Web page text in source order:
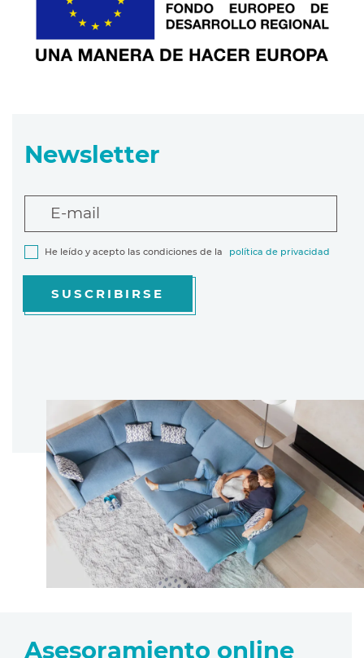
Newsletter
E-mail
He leído y acepto las condiciones de la política de privacidad
SUSCRIBIRSE
Asesoramiento online